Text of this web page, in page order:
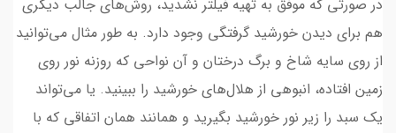
در صورتی که موفق به تهیه‌ فیلتر نشدید، روش‌های جالب دیگری
هم برای دیدن خورشید گرفتگی وجود دارد. به طور مثال می‌توانید
از روی سایه‌ شاخ و برگ درختان و آن‌ نواحی که روزنه‌ نور روی
زمین افتاده، انبوهی از هلال‌های خورشید را ببینید. یا می‌تواند
یک سبد را زیر نور خورشید بگیرید و همانند همان اتفاقی که با